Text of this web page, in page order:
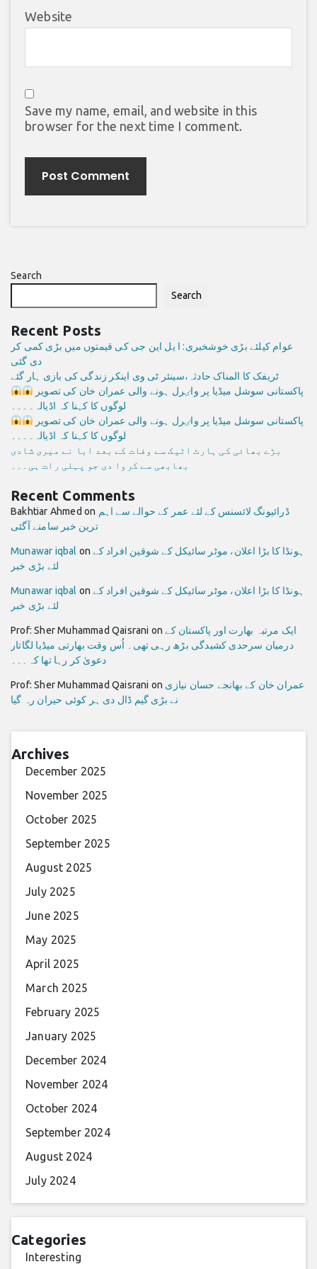
Website
Save my name, email, and website in this
browser for the next time I comment.
Search
Search
Recent Posts
عوام کیلئے بڑی خوشخبری: ا یل این جی کی قیمتوں میں بڑی کمی کر
دی گئی
ٹریفک کا المناک حادثہ،سینئر ٹی وی اینکر زندگی کی بازی ہار گئے
پاکستانی سوشل میڈیا پر واٸرل ہونے والی عمران خان کی تصویر
لوگوں کا کہنا کہ اڈیالہ۔۔۔۔
پاکستانی سوشل میڈیا پر واٸرل ہونے والی عمران خان کی تصویر
لوگوں کا کہنا کہ اڈیالہ۔۔۔۔
بڑے بھائی کی ہارٹ اٹیک سے وفات کے بعد ابا نے میری شادی
بھابھی سے کروا دی جو پہلی رات ہی۔۔۔
Recent Comments
Bakhtiar Ahmed on ڈرائیونگ لائسنس کے لئے عمر کے حوالے سے اہم
ترین خبر سامنے آگئی
Munawar iqbal on ہونڈا کا بڑا اعلان، موٹر سائیکل کے شوقین افراد کے
لئے بڑی خبر
Munawar iqbal on ہونڈا کا بڑا اعلان، موٹر سائیکل کے شوقین افراد کے
لئے بڑی خبر
Prof: Sher Muhammad Qaisrani on ایک مرتبہ بھارت اور پاکستان کے
درمیان سرحدی کشیدگی بڑھ رہی تھی۔ اُس وقت بھارتی میڈیا لگاتار
دعویٰ کر رہا تھا کہ۔۔۔
Prof: Sher Muhammad Qaisrani on عمران خان کے بھانجے حسان نیازی
نے بڑی گیم ڈال دی ہر کوئی حیران رہ گیا
Archives
December 2025
November 2025
October 2025
September 2025
August 2025
July 2025
June 2025
May 2025
April 2025
March 2025
February 2025
January 2025
December 2024
November 2024
October 2024
September 2024
August 2024
July 2024
Categories
Interesting